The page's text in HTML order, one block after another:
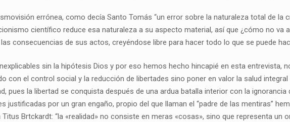
errónea, como decía Santo Tomás “un error sobre la naturaleza total de la
científico reduce esa naturaleza a su aspecto material, así que ¿cómo no va
consecuencias de sus actos, creyéndose libre para hacer todo lo que se puede
sin la hipótesis Dios y por eso hemos hecho hincapié en esta entrevista,
con el control social y la reducción de libertades sino poner en valor la salud
pues la libertad se conquista después de una ardua batalla interior con la
justificadas por un gran engaño, propio del que llaman el “padre de las mentiras”
Brtckardt: “la «realidad» no consiste en meras «cosas», sino que representa un